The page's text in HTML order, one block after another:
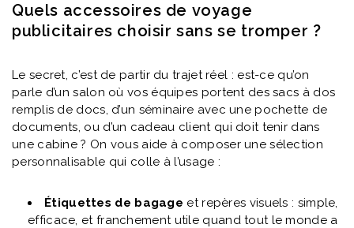
Quels accessoires de voyage
publicitaires choisir sans se tromper ?
Le secret, c’est de partir du trajet réel : est-ce qu’on
parle d’un salon où vos équipes portent des sacs à dos
remplis de docs, d’un séminaire avec une pochette de
documents, ou d’un cadeau client qui doit tenir dans
une cabine ? On vous aide à composer une sélection
personnalisable qui colle à l’usage :
Étiquettes de bagage et repères visuels : simple,
efficace, et franchement utile quand tout le monde a